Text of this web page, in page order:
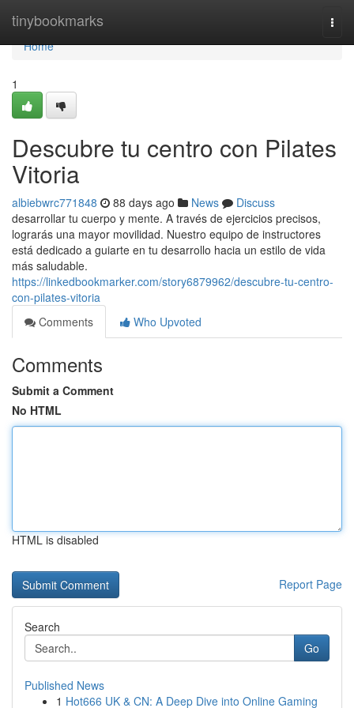
tinybookmarks
Home
Home
1
Descubre tu centro con Pilates
Vitoria
albiebwrc771848 88 days ago News
Discuss
desarrollar tu cuerpo y mente. A través de ejercicios precisos,
lograrás una mayor movilidad. Nuestro equipo de instructores
está dedicado a guiarte en tu desarrollo hacia un estilo de vida
más saludable.
https://linkedbookmarker.com/story6879962/descubre-tu-centro-
con-pilates-vitoria
Comments
Who Upvoted
Comments
Submit a Comment
No HTML
HTML is disabled
Report Page
Search
Go
Published News
1 Hot666 UK & CN: A Deep Dive into Online Gaming